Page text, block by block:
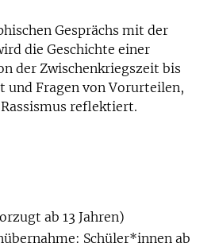
Gesprächs mit der
die Geschichte einer
der Zwischenkriegszeit bis
und Fragen von Vorurteilen,
reflektiert.
ab 13 Jahren)
Schüler*innen ab